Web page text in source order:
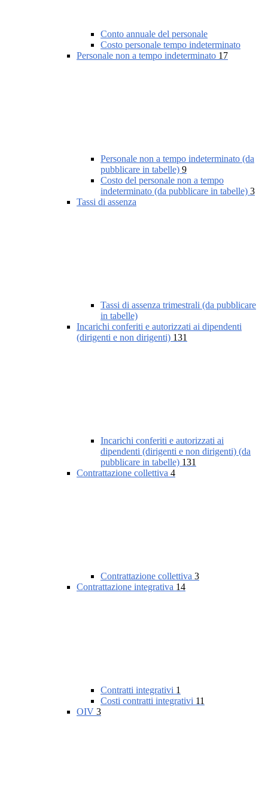
Conto annuale del personale
Costo personale tempo indeterminato
Personale non a tempo indeterminato 17
Personale non a tempo indeterminato (da
pubblicare in tabelle) 9
Costo del personale non a tempo
indeterminato (da pubblicare in tabelle) 3
Tassi di assenza
Tassi di assenza trimestrali (da pubblicare
in tabelle)
Incarichi conferiti e autorizzati ai dipendenti
(dirigenti e non dirigenti) 131
Incarichi conferiti e autorizzati ai
dipendenti (dirigenti e non dirigenti) (da
pubblicare in tabelle) 131
Contrattazione collettiva 4
Contrattazione collettiva 3
Contrattazione integrativa 14
Contratti integrativi 1
Costi contratti integrativi 11
OIV 3